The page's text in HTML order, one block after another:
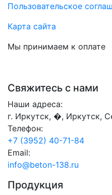
Пользовательское
Карта сайта
Мы принимаем к оплате
Свяжитесь с нами
Наши адреса:
г. Иркутск, �, Иркутск,
Телефон:
+7 (3952) 40-71-84
Email:
info@beton-138.ru
Продукция